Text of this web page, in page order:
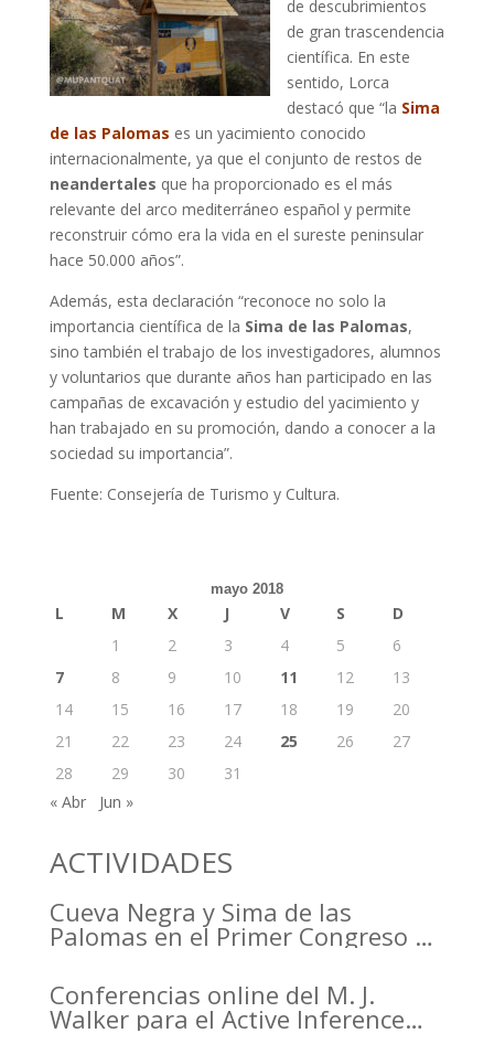
de descubrimientos
de gran trascendencia
científica. En este
sentido, Lorca
destacó que “la Sima
de las Palomas es un yacimiento conocido
internacionalmente, ya que el conjunto de restos de
neandertales que ha proporcionado es el más
relevante del arco mediterráneo español y permite
reconstruir cómo era la vida en el sureste peninsular
hace 50.000 años”.
Además, esta declaración “reconoce no solo la
importancia científica de la Sima de las Palomas,
sino también el trabajo de los investigadores, alumnos
y voluntarios que durante años han participado en las
campañas de excavación y estudio del yacimiento y
han trabajado en su promoción, dando a conocer a la
sociedad su importancia”.
Fuente: Consejería de Turismo y Cultura.
mayo 2018
L M X J V S
D
1
2 3 4 5
6
7
8 9 10 11 12
13
14
15 16 17 18 19
20
21
22 23 24 25 26
27
28
29 30
31
« Abr
Jun »
ACTIVIDADES
Cueva Negra y Sima de las
Palomas en el Primer Congreso de
Murcia organizado por el CDL
Conferencias online del M. J.
Walker para el Active Inference